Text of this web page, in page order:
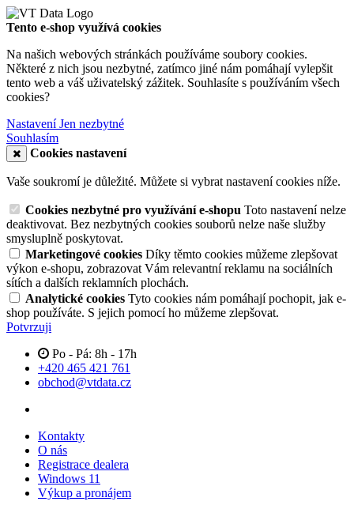
Tento e-shop využívá cookies
Na našich webových stránkách používáme soubory cookies.
Některé z nich jsou nezbytné, zatímco jiné nám pomáhají vylepšit
tento web a váš uživatelský zážitek. Souhlasíte s používáním všech
cookies?
NastaveníJen nezbytné
Souhlasím
Cookies nastavení
Vaše soukromí je důležité. Můžete si vybrat nastavení cookies níže.
Cookies nezbytné pro využívání e-shopu Toto nastavení nelze
deaktivovat. Bez nezbytných cookies souborů nelze naše služby
smysluplně poskytovat.
Marketingové cookies Díky těmto cookies můžeme zlepšovat
výkon e-shopu, zobrazovat Vám relevantní reklamu na sociálních
sítích a dalších reklamních plochách.
Analytické cookies Tyto cookies nám pomáhají pochopit, jak e-
shop používáte. S jejich pomocí ho můžeme zlepšovat.
Potvrzuji
Po - Pá: 8h - 17h
+420 465 421 761
obchod@vtdata.cz
Kontakty
O nás
Registrace dealera
Windows 11
Výkup a pronájem